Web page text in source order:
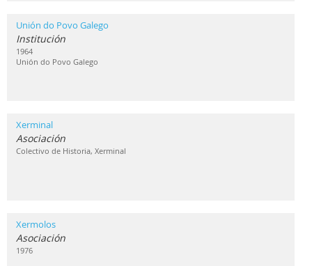
Unión do Povo Galego
Institución
1964
Unión do Povo Galego
Xerminal
Asociación
Colectivo de Historia, Xerminal
Xermolos
Asociación
1976